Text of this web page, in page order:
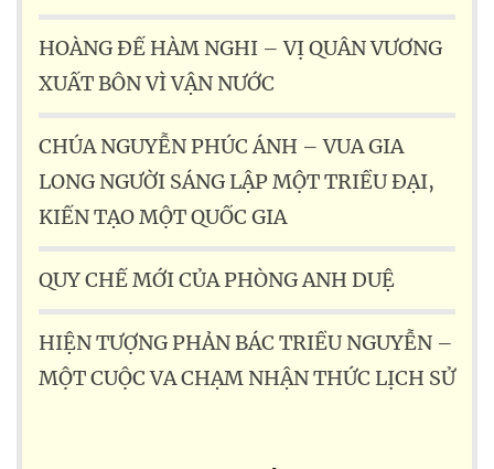
HOÀNG ĐẾ HÀM NGHI – VỊ QUÂN VƯƠNG
XUẤT BÔN VÌ VẬN NƯỚC
CHÚA NGUYỄN PHÚC ÁNH – VUA GIA
LONG NGƯỜI SÁNG LẬP MỘT TRIỀU ĐẠI,
KIẾN TẠO MỘT QUỐC GIA
QUY CHẾ MỚI CỦA PHÒNG ANH DUỆ
HIỆN TƯỢNG PHẢN BÁC TRIỀU NGUYỄN –
MỘT CUỘC VA CHẠM NHẬN THỨC LỊCH SỬ